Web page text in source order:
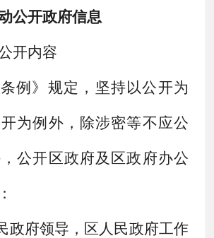
公开政府信息
开内容
例》规定，坚持以公开为
为例外，除涉密等不应公
公开区政府及区政府办公
政府领导，区人民政府工作